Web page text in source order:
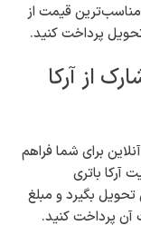
و مناسب‌ترین قیمت از
پرداخت کنید.
۳۵ آمپر شارک از آرکا
برای شما فراهم
در سایت آرکا باتری
بگیرد و مبلغ
آن پرداخت کنید.